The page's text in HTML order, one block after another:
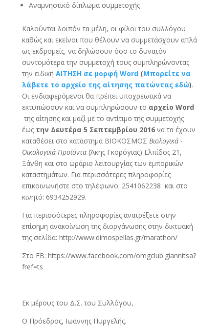
Αναμνηστικό δίπλωμα συμμετοχής
Καλούνται λοιπόν τα μέλη, οι φίλοι του συλλόγου
καθώς και εκείνοι που θέλουν να συμμετάσχουν απλά
ως εκδρομείς, να δηλώσουν όσο το δυνατόν
συντομότερα την συμμετοχή τους συμπληρώνοντας
την ειδική ΑΙΤΗΣΗ σε μορφή Word(Μπορείτε να
λάβετε το αρχείο της αίτησης πατώντας εδώ).
Οι ενδιαφερόμενοι θα πρέπει υποχρεωτικά να
εκτυπώσουν και να συμπληρώσουν το αρχείο Word
της αίτησης και μαζί με το αντίτιμο της συμμετοχής
έως την Δευτέρα 5 Σεπτεμβρίου 2016να τα έχουν
καταθέσει στο κατάστημα ΒΙΟΚΟΣΜΟΣ Βιολογικά -
Οικολογικά Προϊόντα(Άκης Γκορόγιας) Ελπίδος 21,
Ξάνθη και στο ωράριο λειτουργίας των εμπορικών
καταστημάτων. Για περισσότερες πληροφορίες
επικοινωνήστε στο τηλέφωνο: 2541062238 και στο
κινητό: 6934252929.
Για περισσότερες πληροφορίες ανατρέξετε στην
επίσημη ανακοίνωση της διοργάνωσης στην δικτυακή
της σελίδα: http://www.dimospellas.gr/marathon/
Στο FB: https://www.facebook.com/omgclub.giannitsa?
fref=ts
Εκ μέρους του Δ.Σ. του Συλλόγου,
Ο Πρόεδρος, Ιωάννης Πυργελής.